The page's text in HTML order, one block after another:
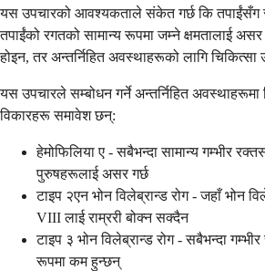
यस उपचारको आवश्यकताले संकेत गर्छ कि तपाईंसँग
तपाईंको रगतको सामान्य रूपमा जम्ने क्षमतालाई
होइन, तर अन्तर्निहित अवस्थाहरूको लागि चिकित्सा
यस उपचारले सम्बोधन गर्ने अन्तर्निहित अवस्थाहरूमा
विकारहरू समावेश छन्:
हेमोफिलिया ए - सबैभन्दा सामान्य गम्भीर
पुरुषहरूलाई असर गर्छ
टाइप २एन भोन विलेब्रान्ड रोग - जहाँ भोन
VIII लाई राम्ररी बोक्न सक्दैन
टाइप ३ भोन विलेब्रान्ड रोग - सबैभन्दा
रूपमा कम हुन्छन्